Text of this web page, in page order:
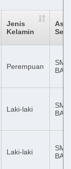
Jenis
Kelamin
Asal
Perempuan
Laki-laki
Laki-laki